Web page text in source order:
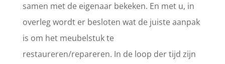
samen met de eigenaar bekeken. En met u, in
overleg wordt er besloten wat de juiste aanpak
is om het meubelstuk te
restaureren/repareren. In de loop der tijd zijn